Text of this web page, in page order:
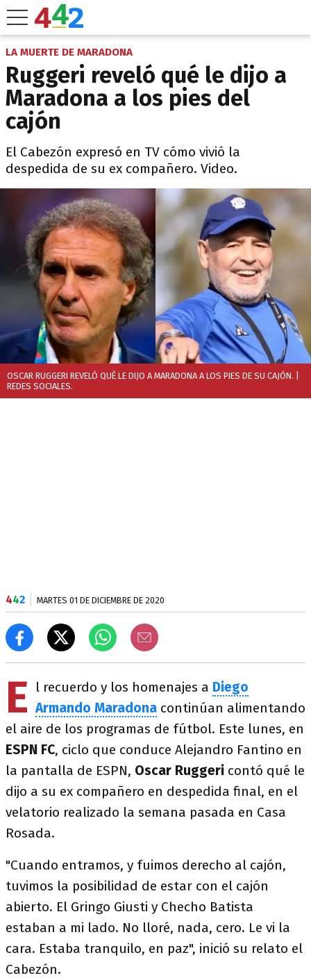
LA MUERTE DE MARADONA
Ruggeri reveló qué le dijo a
Maradona a los pies del
cajón
El Cabezón expresó en TV cómo vivió la
despedida de su ex compañero. Video.
OSCAR RUGGERI REVELÓ QUÉ LE DIJO A MARADONA A LOS PIES DE SU CAJÓN.
REDES SOCIALES.
442 MARTES 01 DE DICIEMBRE DE 2020
E l recuerdo y los homenajes a Diego
Armando Maradona continúan alimentando
el aire de los programas de fútbol. Este lunes, en
ESPN FC, ciclo que conduce Alejandro Fantino en
la pantalla de ESPN, Oscar Ruggeri contó qué le
dijo a su ex compañero en despedida final, en el
velatorio realizado la semana pasada en Casa
Rosada.
"Cuando entramos, y fuimos derecho al cajón,
tuvimos la posibilidad de estar con el cajón
abierto. El Gringo Giusti y Checho Batista
estaban a mi lado. No lloré, nada, cero. Le vi la
cara. Estaba tranquilo, en paz", inició su relato el
Cabezón.